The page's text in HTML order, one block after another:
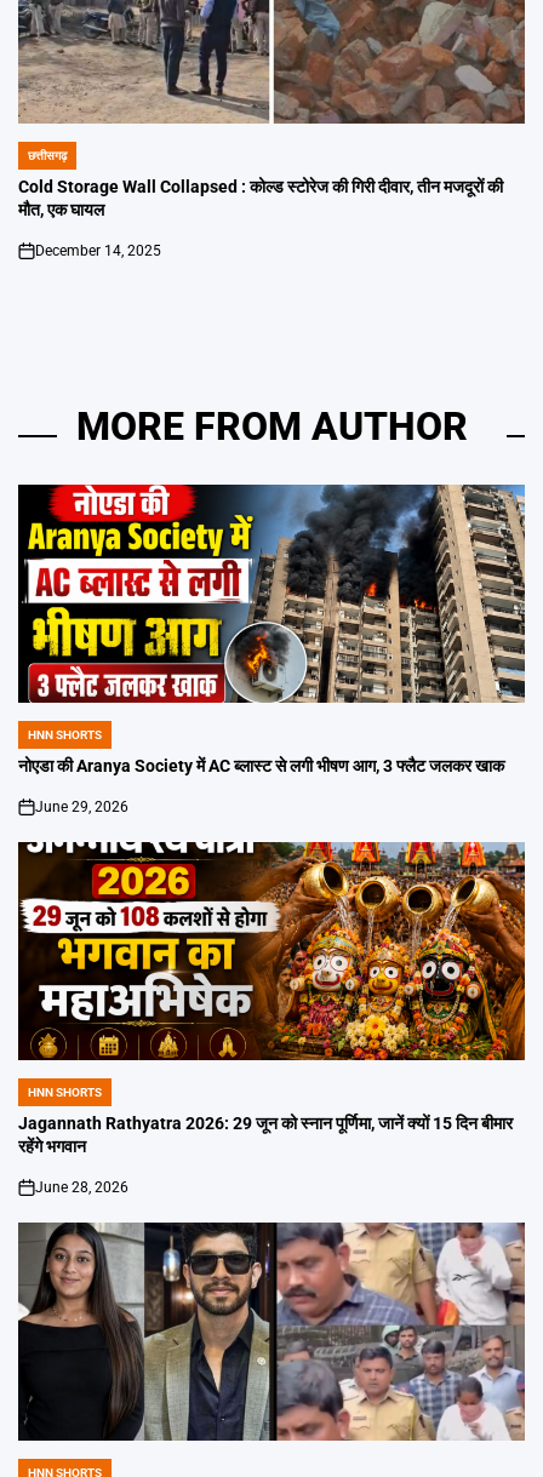
POSTED
IN
छत्तीसगढ़
Cold Storage Wall Collapsed : कोल्ड स्टोरेज की गिरी दीवार, तीन मजदूरों की
मौत, एक घायल
on
December 14, 2025
MORE FROM AUTHOR
POSTED
IN
HNN SHORTS
नोएडा की Aranya Society में AC ब्लास्ट से लगी भीषण आग, 3 फ्लैट जलकर खाक
on
June 29, 2026
POSTED
IN
HNN SHORTS
Jagannath Rathyatra 2026: 29 जून को स्नान पूर्णिमा, जानें क्यों 15 दिन बीमार
रहेंगे भगवान
on
June 28, 2026
HNN SHORTS